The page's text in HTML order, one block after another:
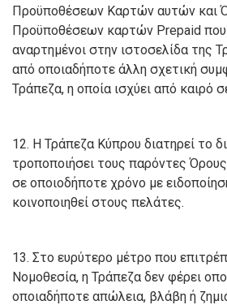
Προϋποθέσεων Καρτών αυτών και
Προϋποθέσεων καρτών Prepaid που
αναρτημένοι στην ιστοσελίδα της
από οποιαδήποτε άλλη σχετική
Τράπεζα, η οποία ισχύει από καιρό
12. Η Τράπεζα Κύπρου διατηρεί το
τροποποιήσει τους παρόντες
σε οποιοδήποτε χρόνο με
κοινοποιηθεί στους πελάτες.
13. Στο ευρύτερο μέτρο που
Νομοθεσία, η Τράπεζα δεν φέρει
οποιαδήποτε απώλεια, βλάβη ή